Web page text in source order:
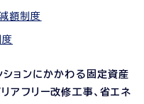
額制度
ョンにかかわる固定資産
アフリー改修工事、省エネ